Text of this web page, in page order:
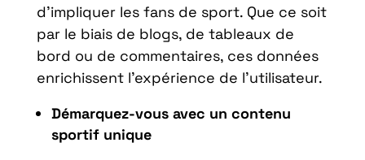
d’impliquer les fans de sport. Que ce soit
par le biais de blogs, de tableaux de
bord ou de commentaires, ces données
enrichissent l’expérience de l’utilisateur.
Démarquez-vous avec un contenu
sportif unique